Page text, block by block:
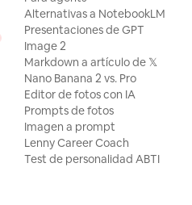
en lugar de un
Los requisitos
son una
3D de empaque
de papel de
del papel, el
el grosor del
de apertura, los
póster de museo. La
nítida, refinada y
en
a dorado y el texto
dorado tenue.
la diapositiva
presentación, sin
de agua, sin texto
tres pequeñas
inferior de esta
papas con una
y dientes de ajo.
Encabezado de
con texto
もはあらかじめ火を
Alternativas a NotebookLM
Presentaciones de GPT
Image 2
Markdown a artículo de 𝕏
Nano Banana 2 vs. Pro
Editor de fotos con IA
Prompts de fotos
Imagen a prompt
Lenny Career Coach
Test de personalidad ABTI